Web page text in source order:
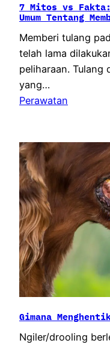
7 Mitos vs Fakta:
Umum Tentang
Memberi tulang
telah lama
peliharaan. Tulang
yang…
Perawatan
Gimana
Ngiler/drooling